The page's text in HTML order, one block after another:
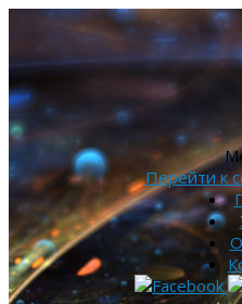
Перейти к